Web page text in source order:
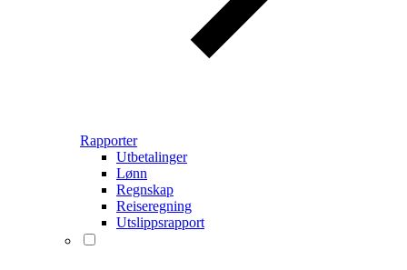
Rapporter
Utbetalinger
Lønn
Regnskap
Reiseregning
Utslippsrapport